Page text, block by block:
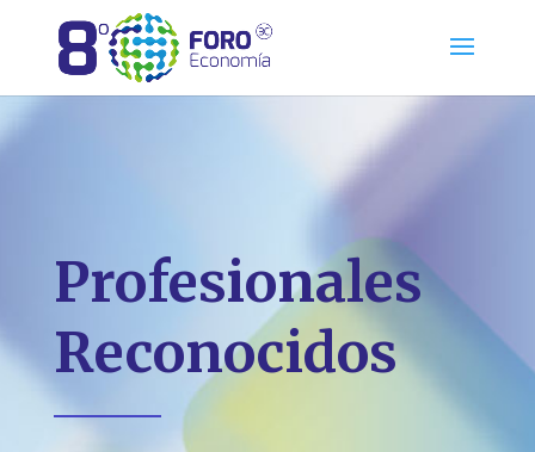
Profesionales
Reconocidos